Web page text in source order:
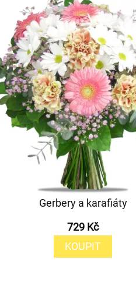
Gerbery a karafiáty
729 Kč
KOUPIT